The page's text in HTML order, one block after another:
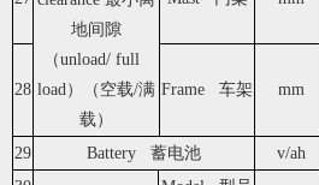
地间隙
（unload/ full
load）（空载/满
载）
28 Frame 车架 mm
29 Battery 蓄电池 v/ah